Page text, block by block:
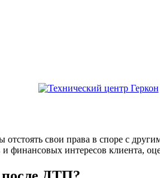
свои права в споре с
финансовых интересов клиента,